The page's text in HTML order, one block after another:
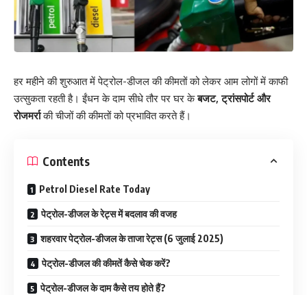
हर महीने की शुरुआत में पेट्रोल-डीजल की कीमतों को लेकर आम लोगों में काफी
उत्सुकता रहती है। ईंधन के दाम सीधे तौर पर घर केबजट, ट्रांसपोर्ट और
रोजमर्राकी चीजों की कीमतों को प्रभावित करते हैं।
Contents
Petrol Diesel Rate Today
पेट्रोल-डीजल के रेट्स में बदलाव की वजह
शहरवार पेट्रोल-डीजल के ताजा रेट्स (6 जुलाई 2025)
पेट्रोल-डीजल की कीमतें कैसे चेक करें?
पेट्रोल-डीजल के दाम कैसे तय होते हैं?